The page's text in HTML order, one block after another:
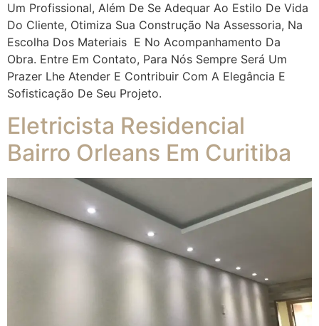
Um Profissional, Além De Se Adequar Ao Estilo De Vida
Do Cliente, Otimiza Sua Construção Na Assessoria, Na
Escolha Dos Materiais E No Acompanhamento Da
Obra. Entre Em Contato, Para Nós Sempre Será Um
Prazer Lhe Atender E Contribuir Com A Elegância E
Sofisticação De Seu Projeto.
Eletricista Residencial
Bairro Orleans Em Curitiba